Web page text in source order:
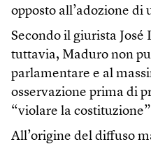
opposto all’adozione di
Secondo il giurista
tuttavia, Maduro non
parlamentare e al
osservazione prima di
“violare la
All’origine del diffuso